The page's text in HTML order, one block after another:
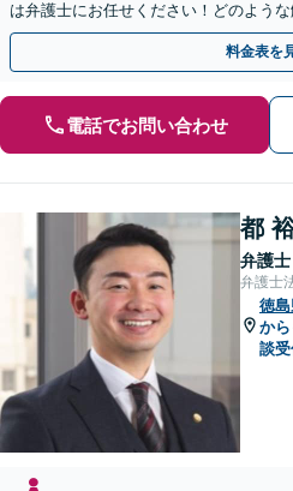
は弁護士にお任せください！どのよう
っかりヒアリング。遺言作成もお気軽
料金表を
電話でお問い合わせ
都
弁護士
弁護士
徳
か
談